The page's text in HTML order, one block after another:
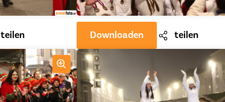
teilen Downloaden teilen